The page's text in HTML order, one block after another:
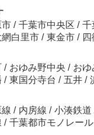
市 / 千葉市中央区 / 千
網白里市 / 東金市 /
/ おゆみ野中央 / おゆ
/ 東国分寺台 / 五井 /
/ 内房線 / 小湊鉄道
/ 千葉都市モノレール